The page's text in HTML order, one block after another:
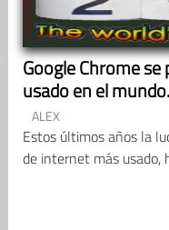
Google Chrome
usado en el mundo.
ALEX
Estos últimos años la
de internet más usado,